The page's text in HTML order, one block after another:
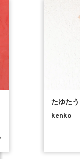
たゆたう
kenko